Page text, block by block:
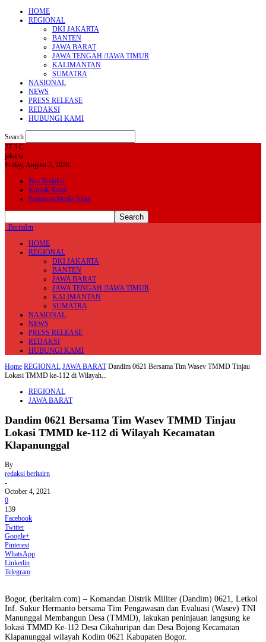
HOME
REGIONAL
DKI JAKARTA
BANTEN
JAWA BARAT
JAWA TENGAH /JAWA TIMUR
KALIMANTAN
SUMATRA
NASIONAL
NEWS
PRESS RELEASE
REDAKSI
HUBUNGI KAMI
Search
27.3 C
jakarta
Friday, August 7, 2026
Box Redaksi
Kontak Kami
Pedoman Media Siber
BeritaIrn
HOME
REGIONAL
DKI JAKARTA
BANTEN
JAWA BARAT
JAWA TENGAH /JAWA TIMUR
KALIMANTAN
SUMATRA
NASIONAL
NEWS
PRESS RELEASE
REDAKSI
HUBUNGI KAMI
Home REGIONAL JAWA BARAT Dandim 0621 Bersama Tim Wasev TMMD Tinjau
Lokasi TMMD ke-112 di Wilayah...
REGIONAL
JAWA BARAT
Dandim 0621 Bersama Tim Wasev TMMD Tinjau
Lokasi TMMD ke-112 di Wilayah Kecamatan
Klapanunggal
By
redaksi beritairn
-
October 4, 2021
0
139
Facebook
Twitter
Google+
Pinterest
WhatsApp
Linkedin
Telegram
Bogor, (beritairn.com) – Komandan Distrik Militer (Dandim) 0621, Letkol
Inf. Sukur Hermanto bersama Tim Pengawasan dan Evaluasi (Wasev) TNI
Manunggal Membangun Desa (TMMD), lakukan peninjauan langsung ke
lokasi TMMD Ke-112 Desa Cikahuripan dan Desa Bojong Kecamatan
Klapanunggal wilayah Kodim 0621 Kabupaten Bogor.